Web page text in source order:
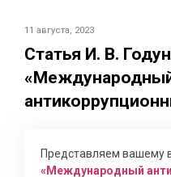
11 августа, 2023
Статья И. В.
Представляем вашему
«Международный